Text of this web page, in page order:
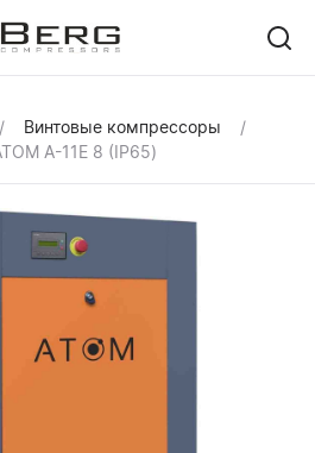
Винтовые компрессоры
А-11Е 8 (IP65)